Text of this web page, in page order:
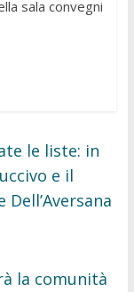
sala convegni
le liste: in
e il
la comunità